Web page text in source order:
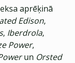
aprēķinā
Edison,
, Iberdrola,
Power,
un Orsted